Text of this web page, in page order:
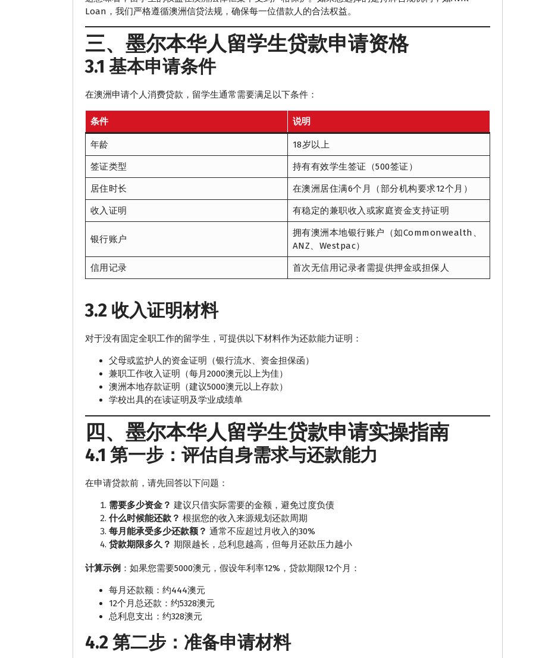
Loan，我们严格遵循澳洲信贷法规，确保每一位借款人的合法权益。
三、墨尔本华人留学生贷款申请资格
3.1 基本申请条件
在澳洲申请个人消费贷款，留学生通常需要满足以下条件：
条件 说明
年龄 18岁以上
签证类型 持有有效学生签证（500签证）
居住时长 在澳洲居住满6个月（部分机构要求12个月）
收入证明 有稳定的兼职收入或家庭资金支持证明
银行账户
拥有澳洲本地银行账户（如Commonwealth、
ANZ、Westpac）
信用记录 首次无信用记录者需提供押金或担保人
3.2 收入证明材料
对于没有固定全职工作的留学生，可提供以下材料作为还款能力证明：
父母或监护人的资金证明（银行流水、资金担保函）
兼职工作收入证明（每月2000澳元以上为佳）
澳洲本地存款证明（建议5000澳元以上存款）
学校出具的在读证明及学业成绩单
四、墨尔本华人留学生贷款申请实操指南
4.1 第一步：评估自身需求与还款能力
在申请贷款前，请先回答以下问题：
需要多少资金？ 建议只借实际需要的金额，避免过度负债
什么时候能还款？ 根据您的收入来源规划还款周期
每月能承受多少还款额？ 通常不应超过月收入的30%
贷款期限多久？ 期限越长，总利息越高，但每月还款压力越小
计算示例 ：如果您需要5000澳元，假设年利率12%，贷款期限12个月：
每月还款额：约444澳元
12个月总还款：约5328澳元
总利息支出：约328澳元
4.2 第二步：准备申请材料